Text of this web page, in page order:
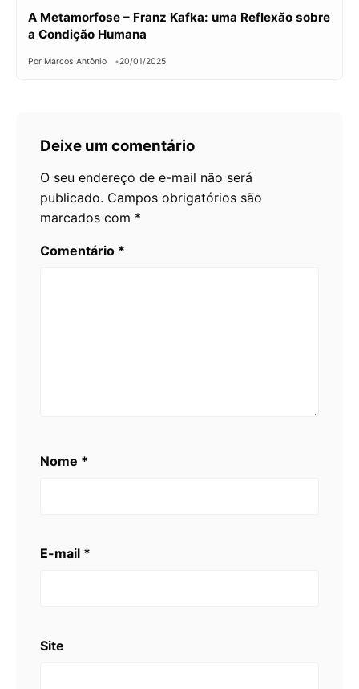
A Metamorfose – Franz Kafka: uma Reflexão sobre
a Condição Humana
Por Marcos Antônio 20/01/2025
Deixe um comentário
O seu endereço de e-mail não será
publicado. Campos obrigatórios são
marcados com *
Comentário *
Nome *
E-mail *
Site